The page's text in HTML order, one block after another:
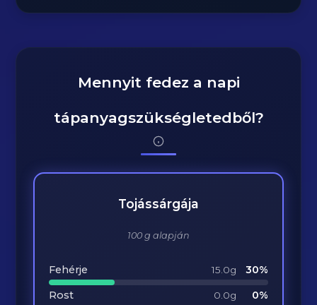
Mennyit fedez a napi
tápanyagszükségletedből?
Tojássárgája
100 g alapján
Fehérje 15.0g
30%
Rost
0.0g
0%